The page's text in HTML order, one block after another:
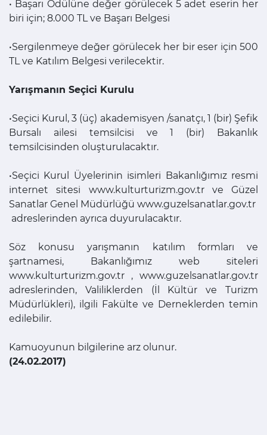
• Başarı Ödülüne değer görülecek 5 adet eserin her
biri için; 8.000 TL ve Başarı Belgesi
•Sergilenmeye değer görülecek her bir eser için 500
TL ve Katılım Belgesi verilecektir.
Yarışmanın Seçici Kurulu
•Seçici Kurul, 3 (üç) akademisyen /sanatçı, 1 (bir) Şefik
Bursalı ailesi temsilcisi ve 1 (bir) Bakanlık
temsilcisinden oluşturulacaktır.
•Seçici Kurul Üyelerinin isimleri Bakanlığımız resmi
internet sitesi www.kulturturizm.gov.tr ve Güzel
Sanatlar Genel Müdürlüğü www.guzelsanatlar.gov.tr
adreslerinden ayrıca duyurulacaktır.
Söz konusu yarışmanın katılım formları ve
şartnamesi, Bakanlığımız web siteleri
www.kulturturizm.gov.tr , www.guzelsanatlar.gov.tr
adreslerinden, Valiliklerden (İl Kültür ve Turizm
Müdürlükleri), ilgili Fakülte ve Derneklerden temin
edilebilir.
Kamuoyunun bilgilerine arz olunur.
(24.02.2017)